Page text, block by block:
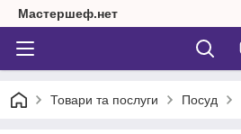
Мастершеф.нет
Товари та послуги Посуд